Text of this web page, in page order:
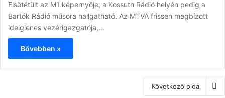
Elsötétült az M1 képernyője, a Kossuth Rádió helyén pedig a
Bartók Rádió műsora hallgatható. Az MTVA frissen megbízott
ideiglenes vezérigazgatója,…
Bővebben »
Következő oldal